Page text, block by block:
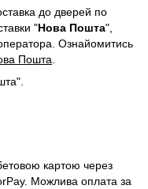
до дверей по
"Нова Пошта",
оператора. Ознайомитись
Пошта
картою через
Можлива оплата за